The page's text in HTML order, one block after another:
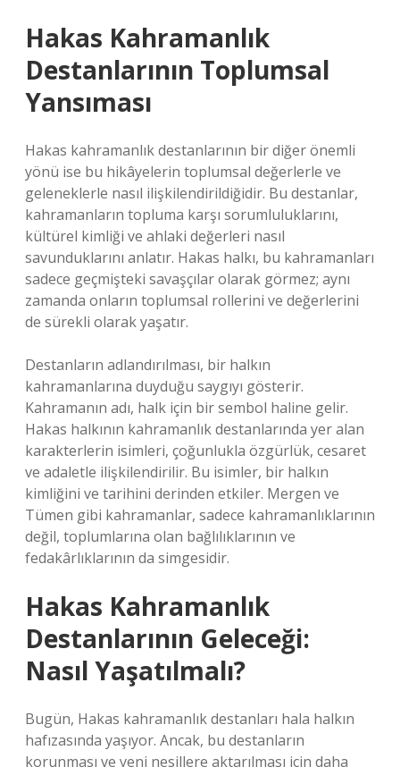
Hakas Kahramanlık
Destanlarının Toplumsal
Yansıması
Hakas kahramanlık destanlarının bir diğer önemli
yönü ise bu hikâyelerin toplumsal değerlerle ve
geleneklerle nasıl ilişkilendirildiğidir. Bu destanlar,
kahramanların topluma karşı sorumluluklarını,
kültürel kimliği ve ahlaki değerleri nasıl
savunduklarını anlatır. Hakas halkı, bu kahramanları
sadece geçmişteki savaşçılar olarak görmez; aynı
zamanda onların toplumsal rollerini ve değerlerini
de sürekli olarak yaşatır.
Destanların adlandırılması, bir halkın
kahramanlarına duyduğu saygıyı gösterir.
Kahramanın adı, halk için bir sembol haline gelir.
Hakas halkının kahramanlık destanlarında yer alan
karakterlerin isimleri, çoğunlukla özgürlük, cesaret
ve adaletle ilişkilendirilir. Bu isimler, bir halkın
kimliğini ve tarihini derinden etkiler. Mergen ve
Tümen gibi kahramanlar, sadece kahramanlıklarının
değil, toplumlarına olan bağlılıklarının ve
fedakârlıklarının da simgesidir.
Hakas Kahramanlık
Destanlarının Geleceği:
Nasıl Yaşatılmalı?
Bugün, Hakas kahramanlık destanları hala halkın
hafızasında yaşıyor. Ancak, bu destanların
korunması ve yeni nesillere aktarılması için daha